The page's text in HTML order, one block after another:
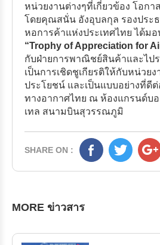
หน่วยงานต่างๆที่เกี่ยวข้อง โอกา
โดยคุณสนั่น อังอุบลกุล รองประ
หอการค้าแห่งประเทศไทย ได้ม
“Trophy of Appreciation for
กับฝ่ายการพาณิชย์สินค้าและไป
เป็นการเชิดชูเกียรติให้กับหน่วย
ประโยชน์ และเป็นแบบอย่างที่ดี
ทางอากาศไทย ณ ห้องแกรนด์บ
เทล สนามบินสุวรรณภูมิ
SHARE ON :
MORE ข่าวสาร